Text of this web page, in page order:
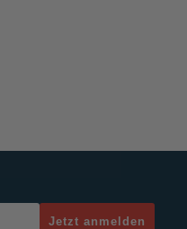
Jetzt anmelden